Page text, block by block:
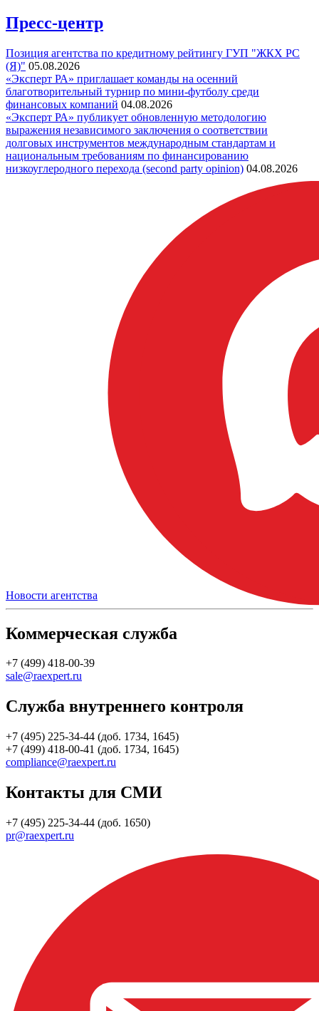
Пресс-центр
Позиция агентства по кредитному рейтингу ГУП "ЖКХ РС
(Я)" 05.08.2026
«Эксперт РА» приглашает команды на осенний
благотворительный турнир по мини-футболу среди
финансовых компаний 04.08.2026
«Эксперт РА» публикует обновленную методологию
выражения независимого заключения о соответствии
долговых инструментов международным стандартам и
национальным требованиям по финансированию
низкоуглеродного перехода (second party opinion) 04.08.2026
Новости агентства
Коммерческая служба
+7 (499) 418-00-39
sale@raexpert.ru
Служба внутреннего контроля
+7 (495) 225-34-44 (доб. 1734, 1645)
+7 (499) 418-00-41 (доб. 1734, 1645)
compliance@raexpert.ru
Контакты для СМИ
+7 (495) 225-34-44 (доб. 1650)
pr@raexpert.ru